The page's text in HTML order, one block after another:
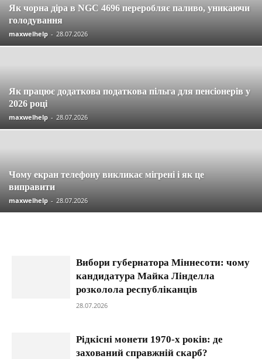
Як чорна діра в NGC 4696 переробляє паливо, уникаючи
голодування
maxwelhelp - 28.07.2026
Як працює додаткова податкова пільга для пенсіонерів у
2026 році
maxwelhelp - 28.07.2026
Чому екран телефону викликає мігрені і як це
виправити
maxwelhelp - 28.07.2026
Вибори губернатора Міннесоти: чому
кандидатура Майка Лінделла
розколола республіканців
28.07.2026
Рідкісні монети 1970-х років: де
захований справжній скарб?